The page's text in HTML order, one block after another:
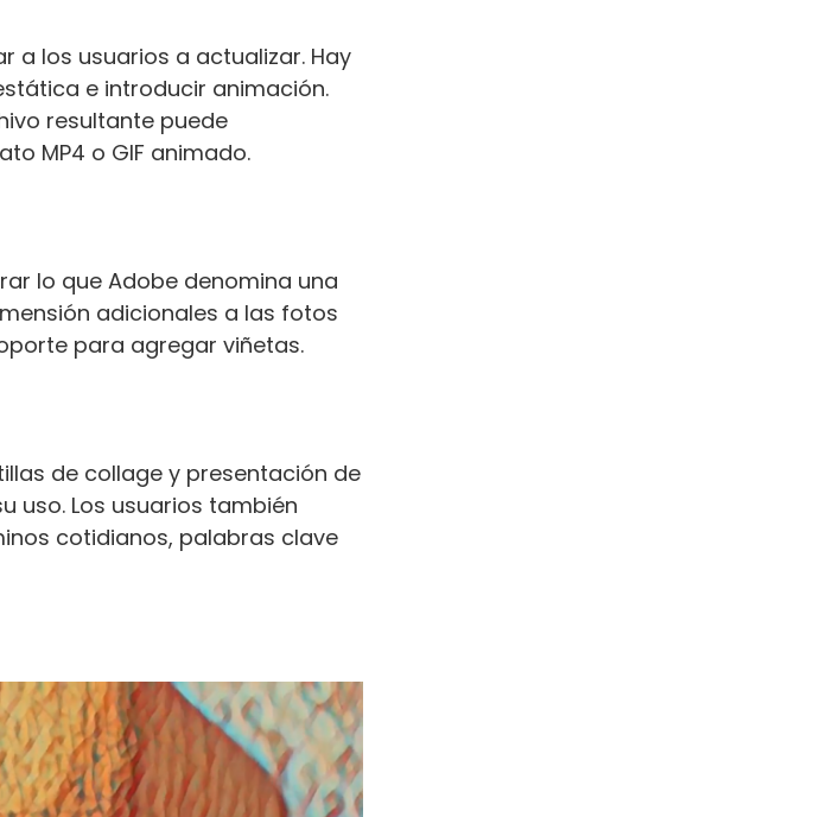
a los usuarios a actualizar. Hay
e introducir animación.
resultante puede
MP4 o GIF animado.
lo que Adobe denomina una
adicionales a las fotos
para agregar viñetas.
de collage y presentación de
uso. Los usuarios también
cotidianos, palabras clave